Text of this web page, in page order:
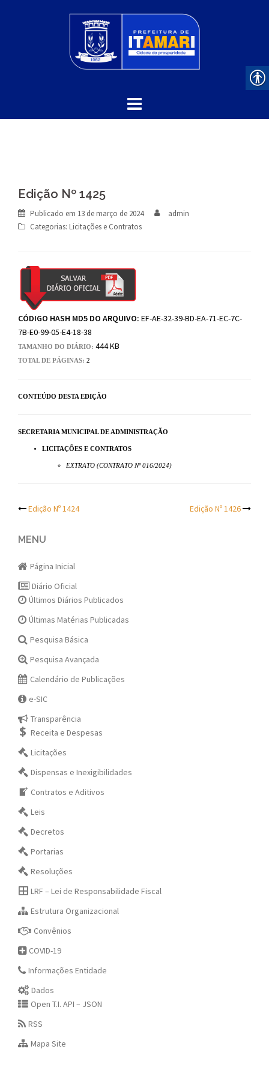
Edição Nº 1425
Publicado em 13 de março de 2024
admin
Categorias: Licitações e Contratos
CÓDIGO HASH MD5 DO ARQUIVO: EF-AE-32-39-BD-EA-71-EC-7C-
7B-E0-99-05-E4-18-38
TAMANHO DO DIÁRIO: 444 KB
TOTAL DE PÁGINAS: 2
CONTEÚDO DESTA EDIÇÃO
SECRETARIA MUNICIPAL DE ADMINISTRAÇÃO
LICITAÇÕES E CONTRATOS
EXTRATO (CONTRATO Nº 016/2024)
Post
navigation
Edição Nº 1424 Edição Nº 1426
MENU
Página Inicial
Diário Oficial
Últimos Diários Publicados
Últimas Matérias Publicadas
Pesquisa Básica
Pesquisa Avançada
Calendário de Publicações
e-SIC
Transparência
Receita e Despesas
Licitações
Dispensas e Inexigibilidades
Contratos e Aditivos
Leis
Decretos
Portarias
Resoluções
LRF – Lei de Responsabilidade Fiscal
Estrutura Organizacional
Convênios
COVID-19
Informações Entidade
Dados
Open T.I. API – JSON
RSS
Mapa Site